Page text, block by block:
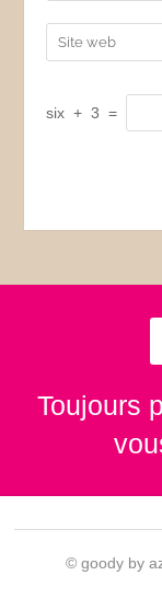
six + 3 =
Toujours
© goody by